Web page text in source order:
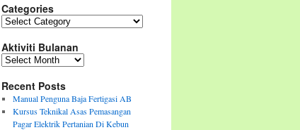
Categories
Categories
Aktiviti Bulanan
Aktiviti
Recent Posts
Manual Penguna Baja Fertigasi AB
Kursus Teknikal Asas Pemasangan
Pagar Elektrik Pertanian Di Kebun